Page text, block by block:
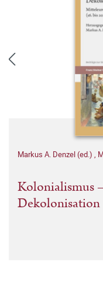
Markus A. Denzel (ed.) ,
Kolonialismus
Dekolonisation